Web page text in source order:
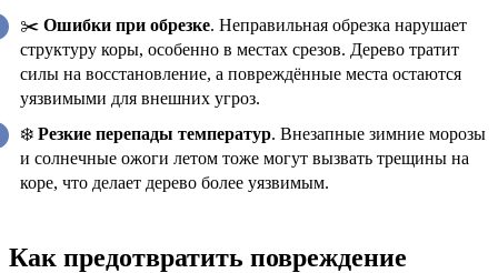
✂️ Ошибки при обрезке. Неправильная обрезка нарушает
структуру коры, особенно в местах срезов. Дерево тратит
силы на восстановление, а повреждённые места остаются
уязвимыми для внешних угроз.
❄️ Резкие перепады температур. Внезапные зимние морозы
и солнечные ожоги летом тоже могут вызвать трещины на
коре, что делает дерево более уязвимым.
Как предотвратить повреждение